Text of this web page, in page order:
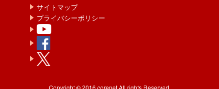
サイトマップ
プライバシーポリシー
Copyright © 2016 corenet All rights Reserved.